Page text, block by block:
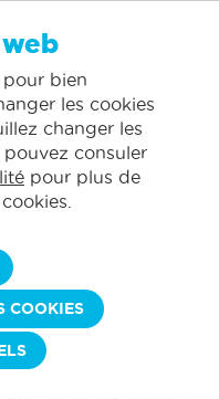
de vacances
flexibles
favoris en cliquant sur le
pour bien
les cookies
changer les
pouvez consuler
pour plus de
COOKIES